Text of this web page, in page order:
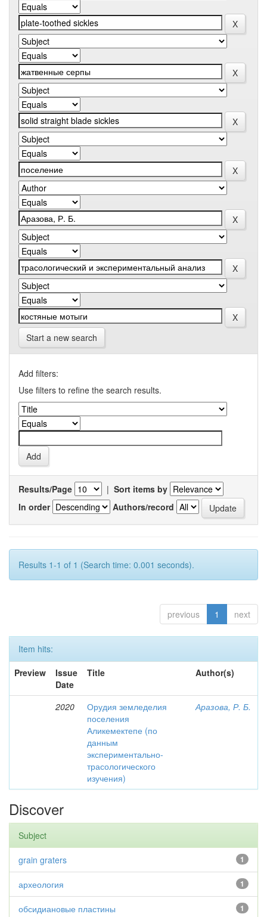
Start a new search
Add filters:
Use filters to refine the search results.
Results/Page | Sort items by
In order
Authors/record
Results 1-1 of 1 (Search time: 0.001 seconds).
previous 1 next
Item hits:
Preview
Issue
Date
Title Author(s)
2020
Орудия земледелия
поселения
Аликемектепе (по
данным
экспериментально-
трасологического
изучения)
Аразова, Р. Б.
Discover
Subject
1
grain graters
1
археология
1
обсидиановые пластины